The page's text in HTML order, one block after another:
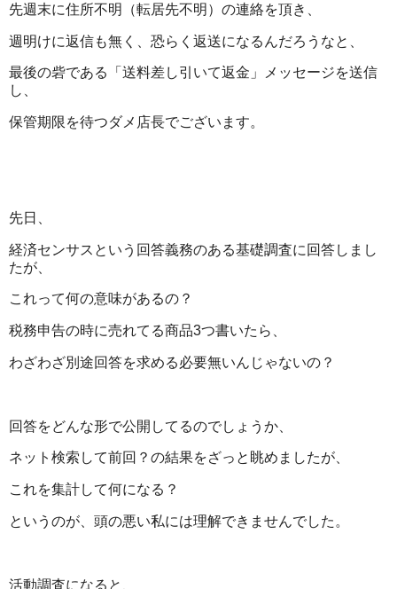
先週末に住所不明（転居先不明）の連絡を頂き、
週明けに返信も無く、恐らく返送になるんだろうなと、
最後の砦である「送料差し引いて返金」メッセージを送信
し、
保管期限を待つダメ店長でございます。
先日、
経済センサスという回答義務のある基礎調査に回答しまし
たが、
これって何の意味があるの？
税務申告の時に売れてる商品3つ書いたら、
わざわざ別途回答を求める必要無いんじゃないの？
回答をどんな形で公開してるのでしょうか、
ネット検索して前回？の結果をざっと眺めましたが、
これを集計して何になる？
というのが、頭の悪い私には理解できませんでした。
活動調査になると、